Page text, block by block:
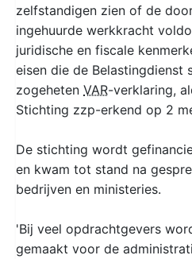
zelfstandigen zien of de
ingehuurde werkkracht
juridische en fiscale
eisen die de Belastingdienst
zogeheten VAR-verklaring,
Stichting zzp-erkend op 2
De stichting wordt
en kwam tot stand na
bedrijven en ministeries.
'Bij veel opdrachtgevers
gemaakt voor de